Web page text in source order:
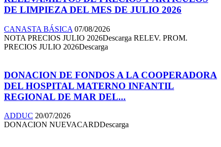
DE LIMPIEZA DEL MES DE JULIO 2026
CANASTA BÁSICA 07/08/2026
NOTA PRECIOS JULIO 2026Descarga RELEV. PROM.
PRECIOS JULIO 2026Descarga
DONACION DE FONDOS A LA COOPERADORA
DEL HOSPITAL MATERNO INFANTIL
REGIONAL DE MAR DEL...
ADDUC 20/07/2026
DONACION NUEVACARDDescarga